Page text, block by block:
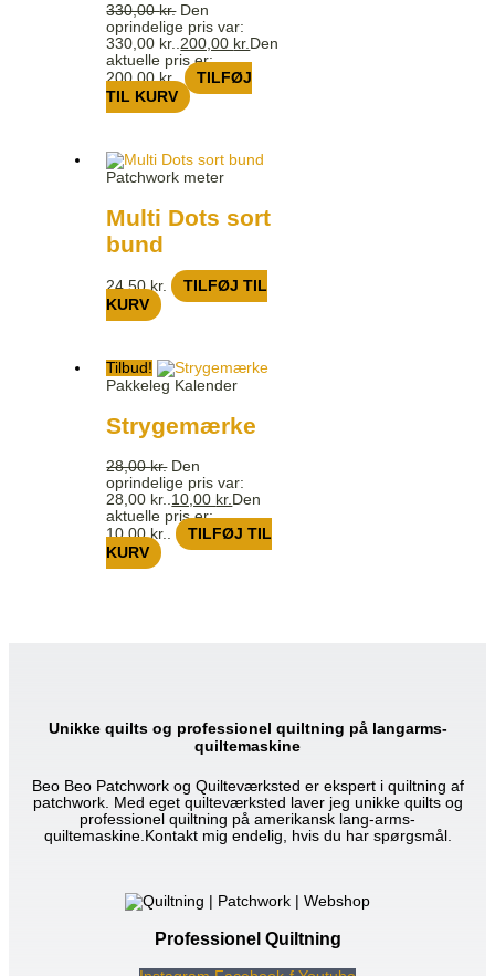
330,00kr. Den
oprindelige pris var:
330,00 kr.. 200,00 kr. Den
aktuelle pris er:
200,00 kr..
TILFØJ
TIL KURV
Patchwork meter
Multi Dots sort
bund
24,50kr.
TILFØJ TIL
KURV
Tilbud!
Pakkeleg Kalender
Strygemærke
28,00kr. Den
oprindelige pris var:
28,00 kr.. 10,00 kr. Den
aktuelle pris er:
10,00 kr..
TILFØJ TIL
KURV
Unikke quilts og professionel quiltning på langarms-
quiltemaskine
Beo Beo Patchwork og Quilteværksted er ekspert i quiltning af
patchwork. Med eget quilteværksted laver jeg unikke quilts og
professionel quiltning på amerikansk lang-arms-
quiltemaskine.Kontakt mig endelig, hvis du har spørgsmål.
Professionel Quiltning